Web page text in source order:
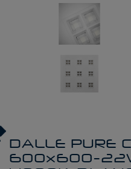
DALLE PURE
600x600-